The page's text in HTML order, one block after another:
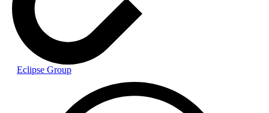
Eclipse Group